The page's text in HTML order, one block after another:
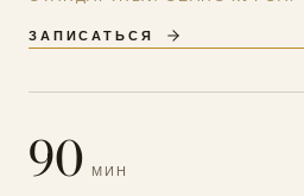
ЗАПИСАТЬСЯ
90 МИН